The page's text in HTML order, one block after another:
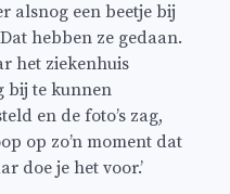
alsnog een beetje bij
hebben ze gedaan.
het ziekenhuis
bij te kunnen
en de foto’s zag,
op zo’n moment dat
doe je het voor.’